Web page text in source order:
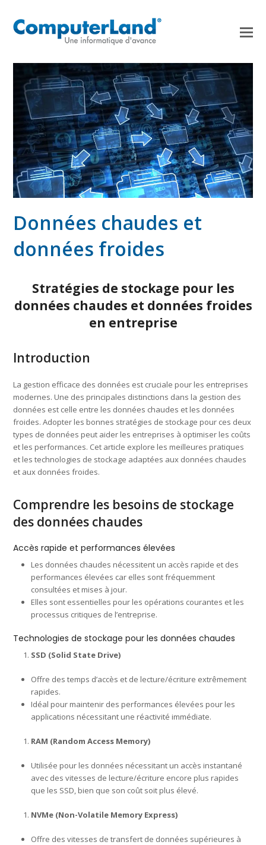
Données chaudes et
données froides
Stratégies de stockage pour les
données chaudes et données froides
en entreprise
Introduction
La gestion efficace des données est cruciale pour les entreprises
modernes. Une des principales distinctions dans la gestion des
données est celle entre les données chaudes et les données
froides. Adopter les bonnes stratégies de stockage pour ces deux
types de données peut aider les entreprises à optimiser les coûts
et les performances. Cet article explore les meilleures pratiques
et les technologies de stockage adaptées aux données chaudes
et aux données froides.
Comprendre les besoins de stockage
des données chaudes
Accès rapide et performances élevées
Les données chaudes nécessitent un accès rapide et des
performances élevées car elles sont fréquemment
consultées et mises à jour.
Elles sont essentielles pour les opérations courantes et les
processus critiques de l’entreprise.
Technologies de stockage pour les données chaudes
SSD (Solid State Drive)
Offre des temps d’accès et de lecture/écriture extrêmement
rapides.
Idéal pour maintenir des performances élevées pour les
applications nécessitant une réactivité immédiate.
RAM (Random Access Memory)
Utilisée pour les données nécessitant un accès instantané
avec des vitesses de lecture/écriture encore plus rapides
que les SSD, bien que son coût soit plus élevé.
NVMe (Non-Volatile Memory Express)
Offre des vitesses de transfert de données supérieures à